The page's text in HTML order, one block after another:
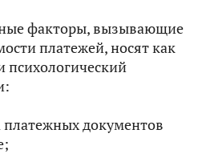
факторы, вызывающие
платежей, носят как
психологический
документов